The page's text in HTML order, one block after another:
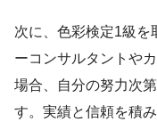
次に、色彩検定1級を
ーコンサルタントや
場合、自分の努力次
す。実績と信頼を積